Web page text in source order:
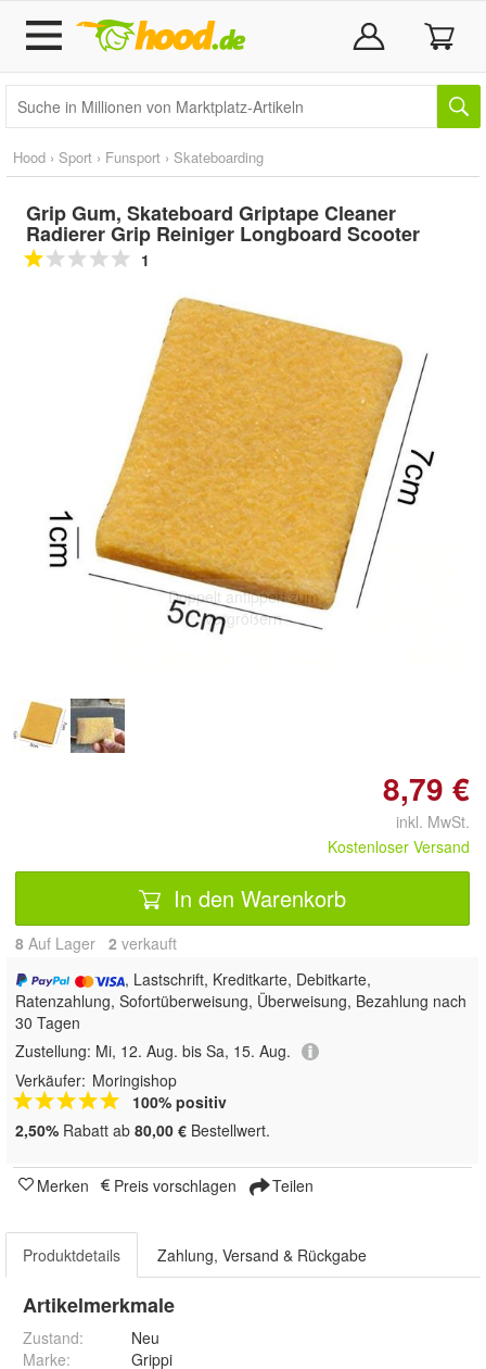
Hood › Sport › Funsport › Skateboarding
Grip Gum, Skateboard Griptape Cleaner
Radierer Grip Reiniger Longboard Scooter
1
Doppelt antippen zum
vergrößern
8,79 €
inkl. MwSt.
Kostenloser Versand
In den Warenkorb
8 Auf Lager 2 verkauft
, Lastschrift, Kreditkarte, Debitkarte,
Ratenzahlung, Sofortüberweisung, Überweisung, Bezahlung nach
30 Tagen
Zustellung: Mi, 12. Aug. bis Sa, 15. Aug.
Verkäufer: Moringishop
100% positiv
2,50% Rabatt ab 80,00 € Bestellwert.
Merken Preis vorschlagen Teilen
Produktdetails Zahlung, Versand & Rückgabe
Artikelmerkmale
Zustand:
Neu
Marke:
Grippi